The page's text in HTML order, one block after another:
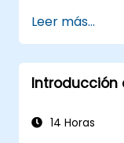
más
continua
Integrar
Leer más...
Introducción
14 Horas